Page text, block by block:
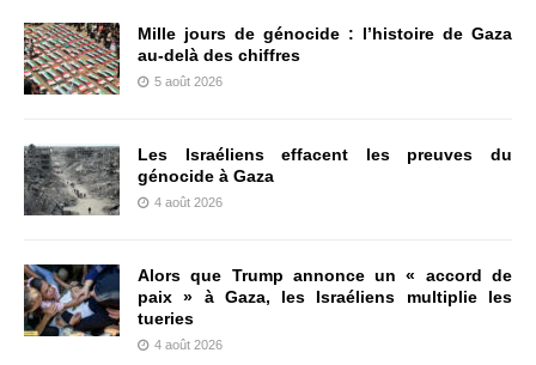
Mille jours de génocide : l’histoire de Gaza
au-delà des chiffres
5 août 2026
Les Israéliens effacent les preuves du
génocide à Gaza
4 août 2026
Alors que Trump annonce un « accord de
paix » à Gaza, les Israéliens multiplie les
tueries
4 août 2026